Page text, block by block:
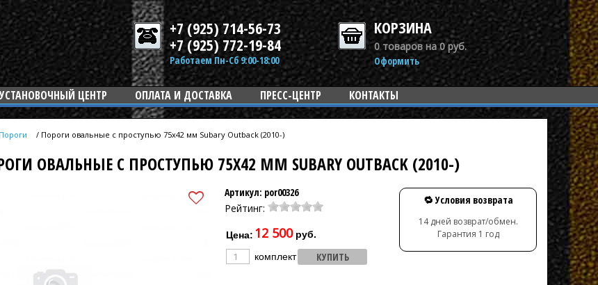
+7 (925) 714-56-73
+7 (925) 772-19-84
Работаем Пн-Сб 9:00-18:00
КОРЗИНА
0 товаров на 0 руб.
Оформить
УСТАНОВОЧНЫЙ ЦЕНТР ОПЛАТА И ДОСТАВКА ПРЕСС-ЦЕНТР КОНТАКТЫ
Пороги / Пороги овальные с проступью 75х42 мм Subary Outback (2010-)
ОВАЛЬНЫЕ С ПРОСТУПЬЮ 75Х42 ММ SUBARY OUTBACK (2010-)
Артикул: por00326
Рейтинг:
Цена: 12 500руб.
комплект
🔁 Условия возврата
14 дней возврат/обмен.
Гарантия 1 год